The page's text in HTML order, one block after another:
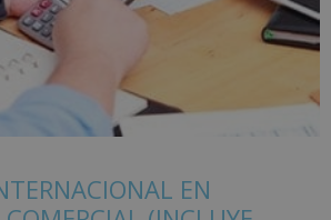
EN